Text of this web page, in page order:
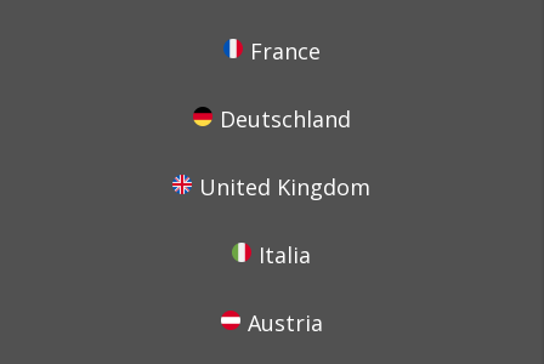
France
Deutschland
United Kingdom
Italia
Austria